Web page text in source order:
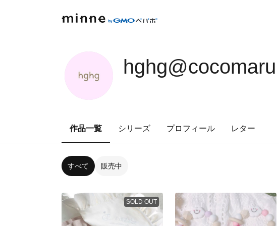
hghg@cocomaru
作品一覧 シリーズ プロフィール レター
すべて 販売中
SOLD OUT